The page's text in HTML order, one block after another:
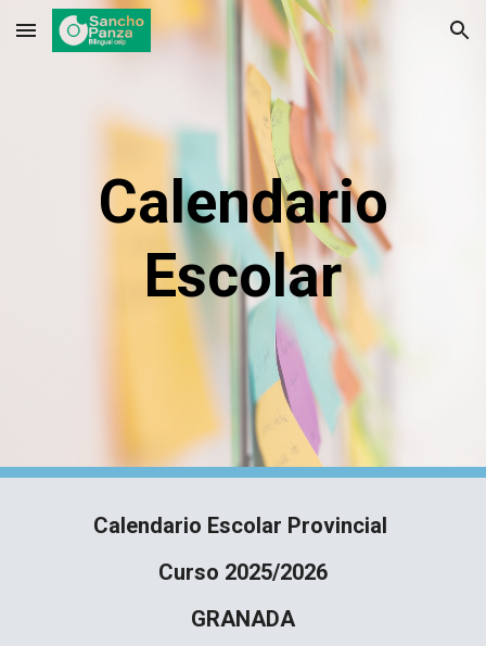
Skip to main content Skip to navigation
Calendario
Escolar
Calendario Escolar Provincial
Curso 2025/2026
GRANADA